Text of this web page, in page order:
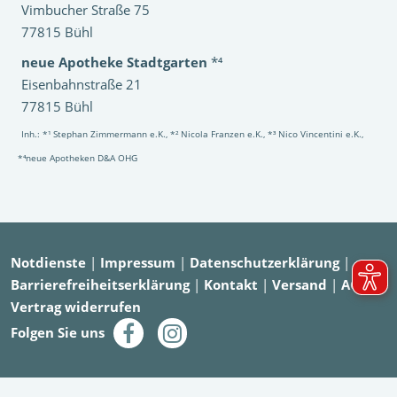
Vimbucher Straße 75
77815 Bühl
neue Apotheke Stadtgarten *⁴
Eisenbahnstraße 21
77815 Bühl
Inh.: *¹ Stephan Zimmermann e.K., *² Nicola Franzen e.K., *³ Nico Vincentini e.K.,
*⁴neue Apotheken D&A OHG
Notdienste | Impressum | Datenschutzerklärung|
Barrierefreiheitserklärung| Kontakt | Versand | AGB|
Vertrag widerrufen
Folgen Sie uns